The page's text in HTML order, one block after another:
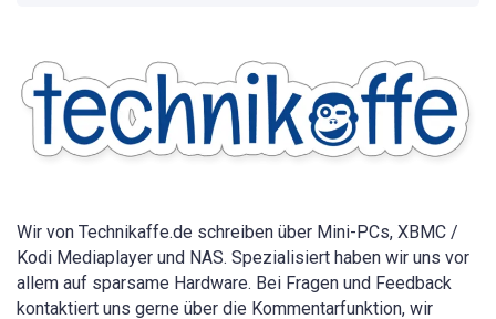
für
alle
Geräte
2026
Wir von Technikaffe.de schreiben über Mini-PCs, XBMC /
Kodi Mediaplayer und NAS. Spezialisiert haben wir uns vor
allem auf sparsame Hardware. Bei Fragen und Feedback
kontaktiert uns gerne über die Kommentarfunktion, wir